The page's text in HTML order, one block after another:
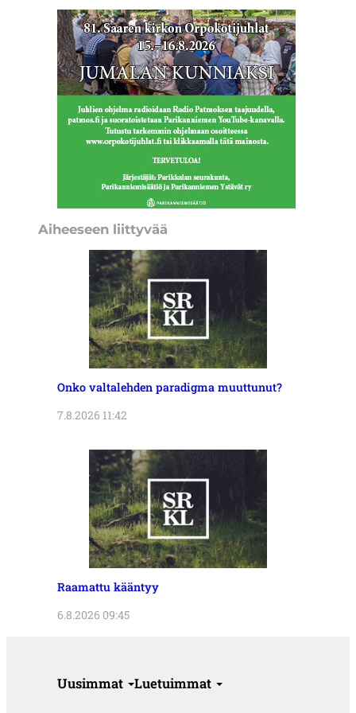
Aiheeseen liittyvää
Onko valtalehden paradigma muuttunut?
7.8.2026 11:42
Raamattu kääntyy
6.8.2026 09:45
Uusimmat Luetuimmat